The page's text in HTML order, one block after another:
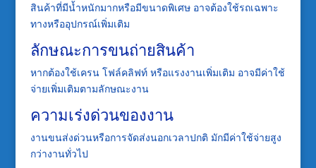
สินค้าที่มีน้ำหนักมากหรือมีขนาดพิเศษ อาจต้องใช้รถเฉพาะ
ทางหรืออุปกรณ์เพิ่มเติม
ลักษณะการขนถ่ายสินค้า
หากต้องใช้เครน โฟล์คลิฟท์ หรือแรงงานเพิ่มเติม อาจมีค่าใช้
จ่ายเพิ่มเติมตามลักษณะงาน
ความเร่งด่วนของงาน
งานขนส่งด่วนหรือการจัดส่งนอกเวลาปกติ มักมีค่าใช้จ่ายสูง
กว่างานทั่วไป